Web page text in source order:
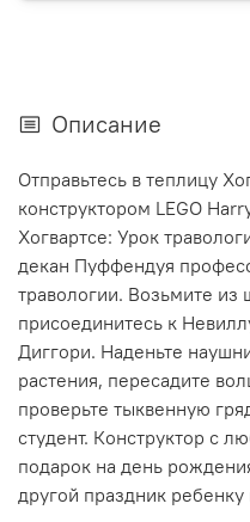
Описание
Отправьтесь в теплицу
конструктором LEGO
Хогвартсе: Урок
декан Пуффендуя
травологии. Возьмите из
присоединитесь к
Диггори. Наденьте
растения, пересадите
проверьте тыквенную
студент. Конструктор с
подарок на день
другой праздник ребенку